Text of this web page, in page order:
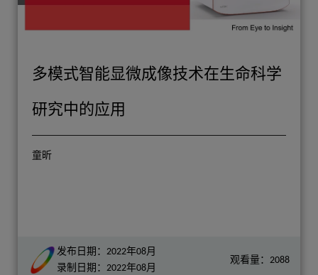
多模式智能显微成像技术在生命科学
研究中的应用
童昕
发布日期：2022年08月
录制日期：2022年08月
观看量：2088